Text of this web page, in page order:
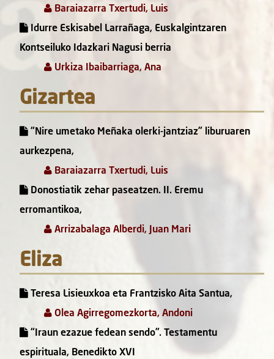
Baraiazarra Txertudi, Luis
Idurre Eskisabel Larrañaga, Euskalgintzaren
Kontseiluko Idazkari Nagusi berria
Urkiza Ibaibarriaga, Ana
Gizartea
“Nire umetako Meñaka olerki-jantziaz” liburuaren
aurkezpena,
Baraiazarra Txertudi, Luis
Donostiatik zehar paseatzen. II. Eremu
erromantikoa,
Arrizabalaga Alberdi, Juan Mari
Eliza
Teresa Lisieuxkoa eta Frantzisko Aita Santua,
Olea Agirregomezkorta, Andoni
“Iraun ezazue fedean sendo”. Testamentu
espirituala, Benedikto XVI